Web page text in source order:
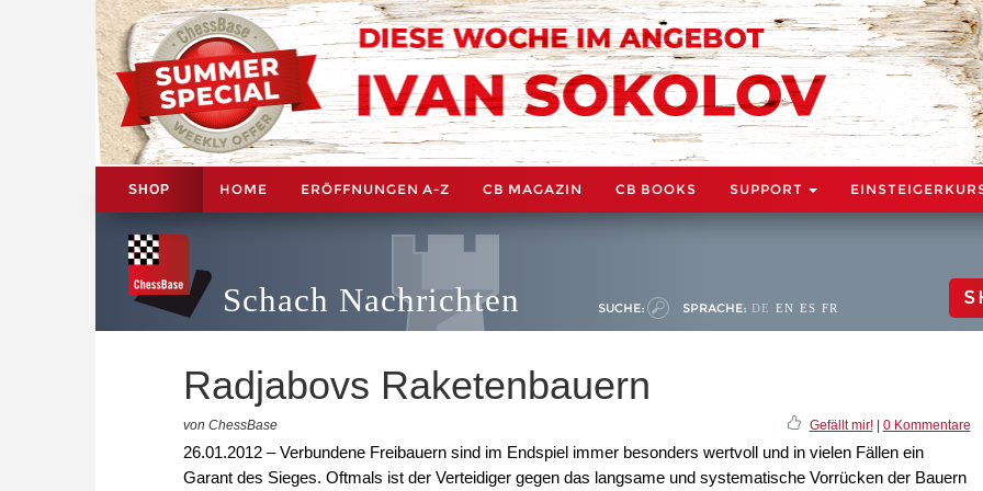
SHOP HOME ERÖFFNUNGEN A-Z CB MAGAZIN CB BOOKS SUPPORT
Schach Nachrichten SUCHE: SPRACHE: DE EN ES FR
Radjabovs Raketenbauern
von ChessBase Gefällt mir!| 0 Kommentare
26.01.2012 – Verbundene Freibauern sind im Endspiel immer besonders wertvoll und in vielen Fällen ein
Garant des Sieges. Oftmals ist der Verteidiger gegen das langsame und systematische Vorrücken der Bauern